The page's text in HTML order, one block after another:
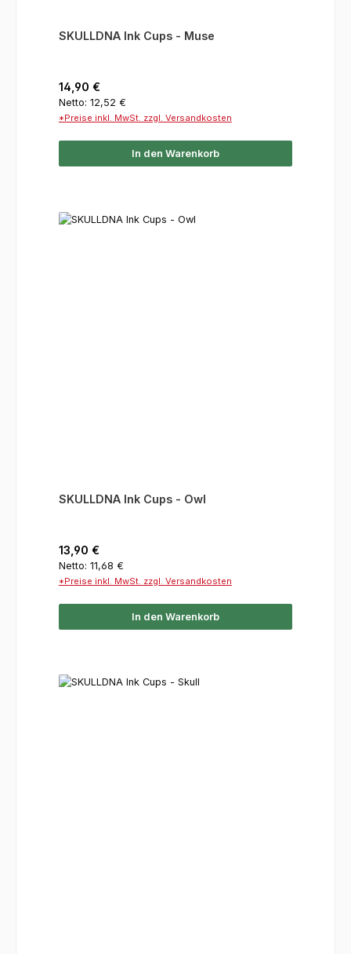
SKULLDNA Ink Cups - Muse
Regulärer Preis:
14,90 €
Netto: 12,52 €
*Preise inkl. MwSt. zzgl. Versandkosten
In den Warenkorb
SKULLDNA Ink Cups - Owl
Regulärer Preis:
13,90 €
Netto: 11,68 €
*Preise inkl. MwSt. zzgl. Versandkosten
In den Warenkorb